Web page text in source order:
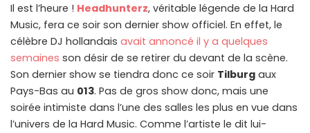
Il est l’heure ! Headhunterz, véritable légende de la Hard
Music, fera ce soir son dernier show officiel. En effet, le
célèbre DJ hollandais avait annoncé il y a quelques
semaines son désir de se retirer du devant de la scène.
Son dernier show se tiendra donc ce soir Tilburg aux
Pays-Bas au 013. Pas de gros show donc, mais une
soirée intimiste dans l’une des salles les plus en vue dans
l’univers de la Hard Music. Comme l’artiste le dit lui-